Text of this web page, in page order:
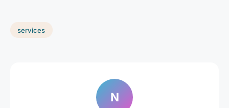
services
N